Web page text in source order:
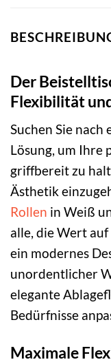
Der
Flexibilität
Suchen Sie
Lösung, um Ihre
griffbereit zu
Ästhetik
Rollen in Weiß
alle, die Wert
ein modernes
unordentlicher
elegante
Bedürfnisse
Maximale